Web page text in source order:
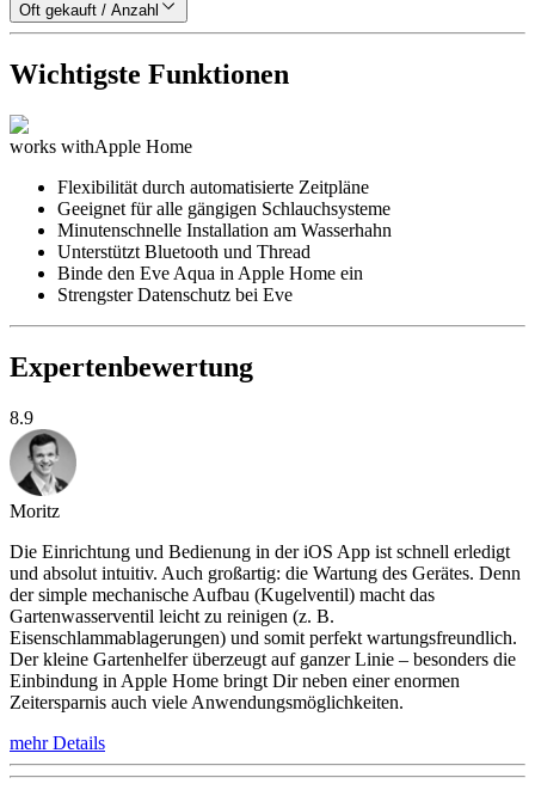
Oft gekauft / Anzahl
Wichtigste Funktionen
works withApple Home
Flexibilität durch automatisierte Zeitpläne
Geeignet für alle gängigen Schlauchsysteme
Minutenschnelle Installation am Wasserhahn
Unterstützt Bluetooth und Thread
Binde den Eve Aqua in Apple Home ein
Strengster Datenschutz bei Eve
Expertenbewertung
8.9
Moritz
Die Einrichtung und Bedienung in der iOS App ist schnell erledigt
und absolut intuitiv. Auch großartig: die Wartung des Gerätes. Denn
der simple mechanische Aufbau (Kugelventil) macht das
Gartenwasserventil leicht zu reinigen (z. B.
Eisenschlammablagerungen) und somit perfekt wartungsfreundlich.
Der kleine Gartenhelfer überzeugt auf ganzer Linie – besonders die
Einbindung in Apple Home bringt Dir neben einer enormen
Zeitersparnis auch viele Anwendungsmöglichkeiten.
mehr Details